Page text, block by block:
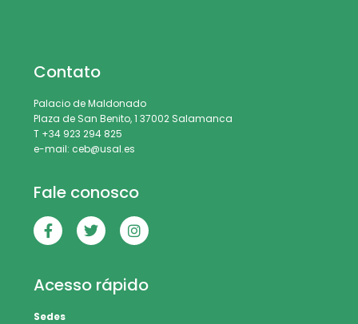
Contato
Palacio de Maldonado
Plaza de San Benito, 1 37002 Salamanca
T +34 923 294 825
e-mail: ceb@usal.es
Fale conosco
Acesso rápido
Sedes